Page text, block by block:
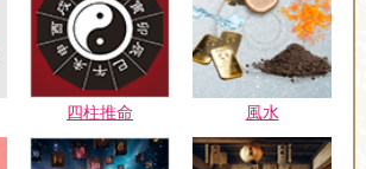
四柱推命 風水